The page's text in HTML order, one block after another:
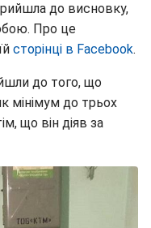
до висновку,
Про це
сторінці в Facebook.
до того, що
мінімум до трьох
що він діяв за